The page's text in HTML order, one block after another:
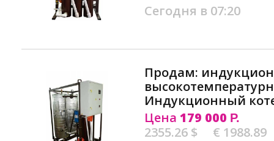
Сегодня в 07:20
Продам:
Индукционный
Цена 179 000 Р.
2355.26 $
€ 1988.89